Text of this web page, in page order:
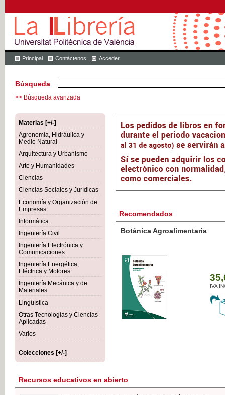
Principal Contáctenos Acceder
Búsqueda
>> Búsqueda avanzada
Materias [+/-]
Agronomía, Hidráulica y
Medio Natural
Arquitectura y Urbanismo
Arte y Humanidades
Ciencias
Ciencias Sociales y Jurídicas
Economía y Organización de
Empresas
Informática
Ingeniería Civil
Ingeniería Electrónica y
Comunicaciones
Ingeniería Energética,
Eléctrica y Motores
Ingeniería Mecánica y de
Materiales
Lingüística
Otras Tecnologías y Ciencias
Aplicadas
Varios
Colecciones [+/-]
Recomendados
Botánica Agroalimentaria
IVA
Recursos educativos en abierto